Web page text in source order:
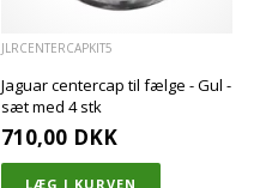
JLRCENTERCAPKIT5
Jaguar centercap til fælge - Gul -
sæt med 4 stk
710,00 DKK